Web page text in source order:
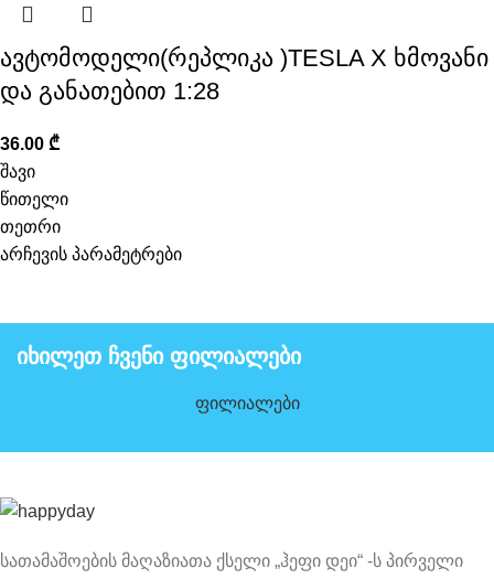
ავტომოდელი(რეპლიკა )TESLA X ხმოვანი
და განათებით 1:28
36.00 ₾
შავი
წითელი
თეთრი
არჩევის პარამეტრები
იხილეთ ჩვენი ფილიალები
ფილიალები
სათამაშოების მაღაზიათა ქსელი „ჰეფი დეი“ -ს პირველი